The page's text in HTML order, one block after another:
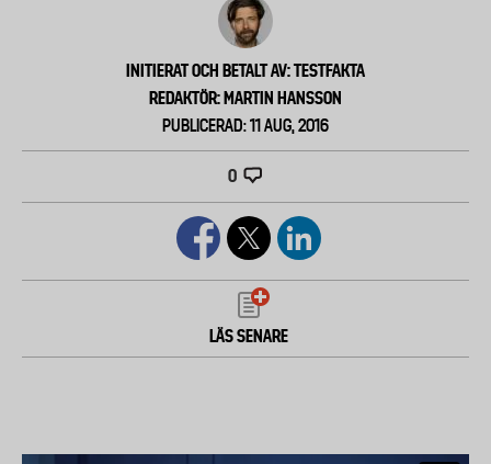
INITIERAT OCH BETALT AV: TESTFAKTA
REDAKTÖR: MARTIN HANSSON
PUBLICERAD: 11 AUG, 2016
0
LÄS SENARE